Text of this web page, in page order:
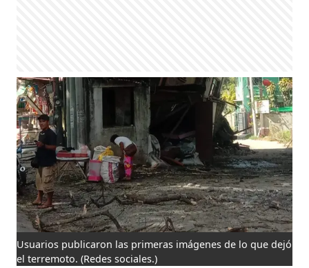
Usuarios publicaron las primeras imágenes de lo que dejó
el terremoto.(Redes sociales.)